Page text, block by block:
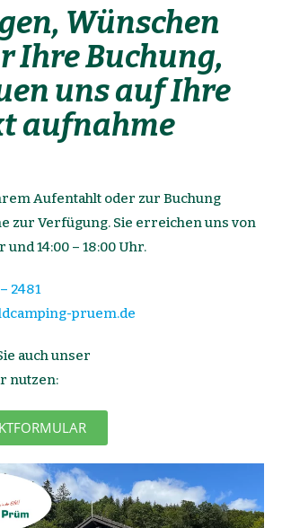
Wünschen
Ihre Buchung,
uns auf Ihre
­aufnahme
Aufentahlt oder zur Buchung
zur Verfügung. Sie erreichen uns von
und 14:00 – 18:00 Uhr.
2481
pruem.de
auch unser
nutzen: